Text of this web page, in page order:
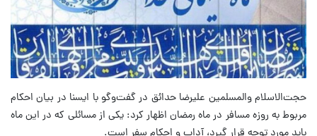
حجت‌الاسلام والمسلمین علیرضا حدائق‌ در گفت‌وگو با ایسنا در بیان احکام
مربوط به روزه مسافر در ماه رمضان اظهار کرد: یکی از مسائلی که در این ماه